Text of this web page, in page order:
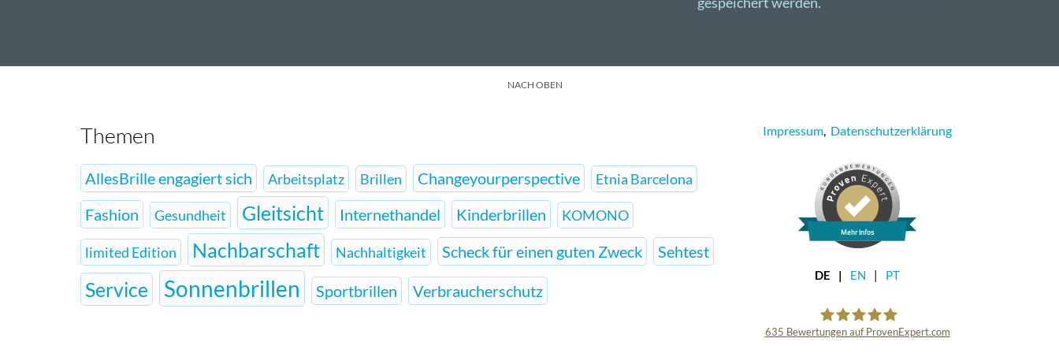
NACH OBEN
Themen
AllesBrille engagiert sich Arbeitsplatz Brillen Changeyourperspective Etnia Barcelona
Fashion Gesundheit Gleitsicht Internethandel Kinderbrillen KOMONO
limited Edition Nachbarschaft Nachhaltigkeit Scheck für einen guten Zweck Sehtest
Service Sonnenbrillen Sportbrillen Verbraucherschutz
Impressum, Datenschutzerklärung
Mehr Infos
DE EN PT
635 Bewertungen auf ProvenExpert.com